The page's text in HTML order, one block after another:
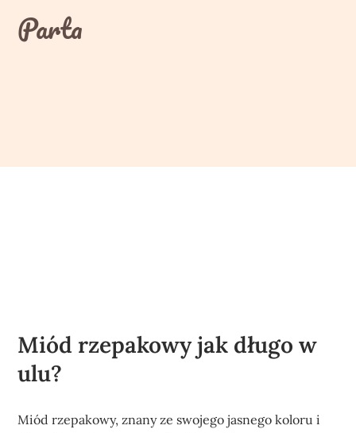
contentParta
Miód rzepakowy jak długo w
ulu?
Miód rzepakowy, znany ze swojego jasnego koloru i